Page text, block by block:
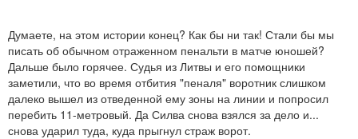
Думаете, на этом истории конец? Как бы ни так! Стали бы мы
писать об обычном отраженном пенальти в матче юношей?
Дальше было горячее. Судья из Литвы и его помощники
заметили, что во время отбития "пеналя" воротник слишком
далеко вышел из отведенной ему зоны на линии и попросил
перебить 11-метровый. Да Силва снова взялся за дело и...
снова ударил туда, куда прыгнул страж ворот.